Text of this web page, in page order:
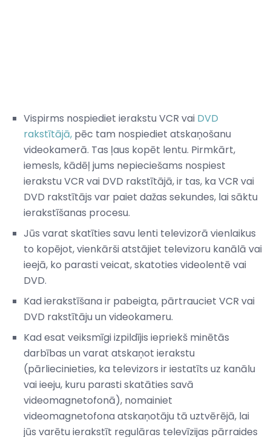
Vispirms nospiediet ierakstu VCR vai DVD
rakstītājā, pēc tam nospiediet atskaņošanu
videokamerā. Tas ļaus kopēt lentu. Pirmkārt,
iemesls, kādēļ jums nepieciešams nospiest
ierakstu VCR vai DVD rakstītājā, ir tas, ka VCR vai
DVD rakstītājs var paiet dažas sekundes, lai sāktu
ierakstīšanas procesu.
Jūs varat skatīties savu lenti televizorā vienlaikus
to kopējot, vienkārši atstājiet televizoru kanālā vai
ieejā, ko parasti veicat, skatoties videolentē vai
DVD.
Kad ierakstīšana ir pabeigta, pārtrauciet VCR vai
DVD rakstītāju un videokameru.
Kad esat veiksmīgi izpildījis iepriekš minētās
darbības un varat atskaņot ierakstu
(pārliecinieties, ka televizors ir iestatīts uz kanālu
vai ieeju, kuru parasti skatāties savā
videomagnetofonā), nomainiet
videomagnetofona atskaņotāju tā uztvērējā, lai
jūs varētu ierakstīt regulāras televīzijas pārraides